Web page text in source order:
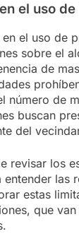
el uso
el uso de
sobre el
de
número de
buscan
del
revisar los
las
estas
que